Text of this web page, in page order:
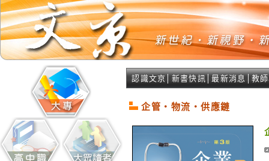
認識文京 新書快訊 │最新消息 教
企管‧物流‧供應鏈